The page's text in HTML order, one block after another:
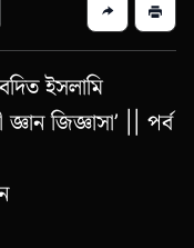
ইসলামি
জিজ্ঞাসা’ || পর্ব